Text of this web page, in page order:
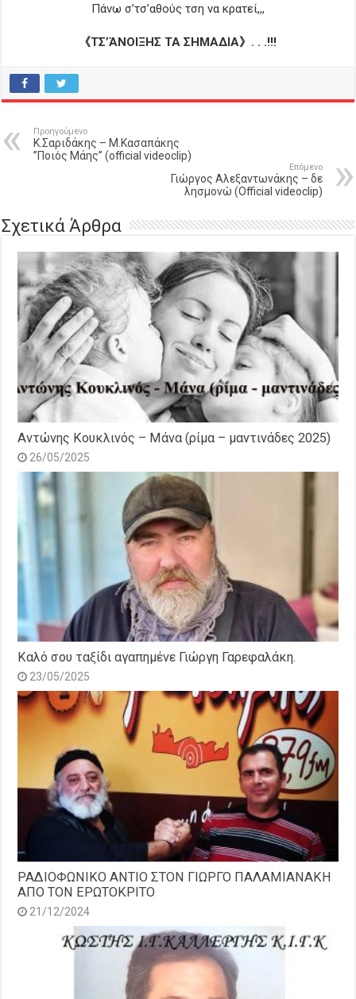
Πάνω σ’τσ’αθούς τση να κρατεί,,,
《ΤΣ’ΆΝΟΙΞΗΣ ΤΑ ΣΗΜΑΔΙΑ》. . .!!!
Προηγούμενο
Κ.Σαριδάκης – Μ.Κασαπάκης
”Ποιός Μάης” (official videoclip)
Επόμενο
Γιώργος Αλεξαντωνάκης – δε
λησμονώ (Official videoclip)
Σχετικά Άρθρα
Αντώνης Κουκλινός – Μάνα (ρίμα – μαντινάδες 2025)
26/05/2025
Καλό σου ταξίδι αγαπημένε Γιώργη Γαρεφαλάκη.
23/05/2025
ΡΑΔΙΟΦΩΝΙΚΟ ΑΝΤΙΟ ΣΤΟΝ ΓΙΩΡΓΟ ΠΑΛΑΜΙΑΝΑΚΗ
ΑΠΟ ΤΟΝ ΕΡΩΤΟΚΡΙΤΟ
21/12/2024